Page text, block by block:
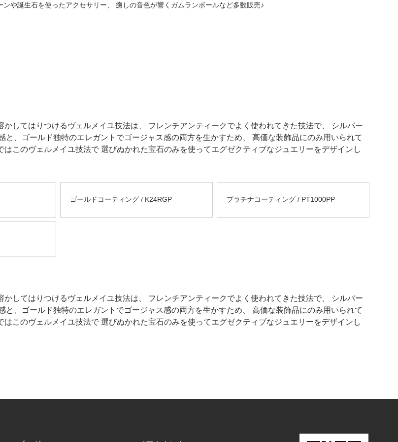
や誕生石を使ったアクセサリー、 癒しの音色が響くガムランボールなど多数販売♪
かしてはりつけるヴェルメイユ技法は、 フレンチアンティークでよく使われてきた技法で、 シルバー
と、ゴールド独特のエレガントでゴージャス感の両方を生かすため、 高価な装飾品にのみ用いられて
はこのヴェルメイユ技法で 選びぬかれた宝石のみを使ってエグゼクティブなジュエリーをデザインし
ゴールドコーティング / K24RGP プラチナコーティング / PT1000PP
かしてはりつけるヴェルメイユ技法は、 フレンチアンティークでよく使われてきた技法で、 シルバー
と、ゴールド独特のエレガントでゴージャス感の両方を生かすため、 高価な装飾品にのみ用いられて
はこのヴェルメイユ技法で 選びぬかれた宝石のみを使ってエグゼクティブなジュエリーをデザインし